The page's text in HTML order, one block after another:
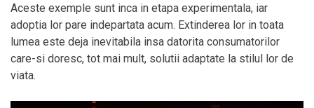
Aceste exemple sunt inca in etapa experimentala, iar
adoptia lor pare indepartata acum. Extinderea lor in toata
lumea este deja inevitabila insa datorita consumatorilor
care-si doresc, tot mai mult, solutii adaptate la stilul lor de
viata.